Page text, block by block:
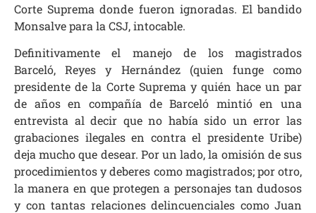
Corte Suprema donde fueron ignoradas. El bandido
Monsalve para la CSJ, intocable.
Definitivamente el manejo de los magistrados
Barceló, Reyes y Hernández (quien funge como
presidente de la Corte Suprema y quién hace un par
de años en compañía de Barceló mintió en una
entrevista al decir que no había sido un error las
grabaciones ilegales en contra el presidente Uribe)
deja mucho que desear. Por un lado, la omisión de sus
procedimientos y deberes como magistrados; por otro,
la manera en que protegen a personajes tan dudosos
y con tantas relaciones delincuenciales como Juan